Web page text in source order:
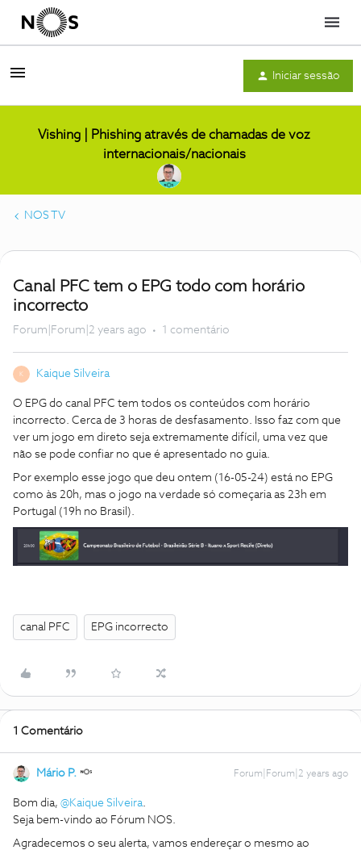
Menu
Iniciar sessão
Vishing | Phishing através de chamadas de voz
internacionais/nacionais
NOS TV
Canal PFC tem o EPG todo com horário
incorrecto
Forum|Forum|2 years ago 1 comentário
K Kaique Silveira
O EPG do canal PFC tem todos os conteúdos com horário
incorrecto. Cerca de 3 horas de desfasamento. Isso faz com que
ver um jogo em direto seja extremamente difícil, uma vez que
não se pode confiar no que é apresentado no guia.
Por exemplo esse jogo que deu ontem (16-05-24) está no EPG
como às 20h, mas o jogo na verdade só começaria as 23h em
Portugal (19h no Brasil).
canal PFC EPG incorrecto
1 Comentário
Mário P. Forum|Forum|2 years ago
Bom dia, @Kaique Silveira.
Seja bem-vindo ao Fórum NOS.
Agradecemos o seu alerta, vamos endereçar o mesmo ao